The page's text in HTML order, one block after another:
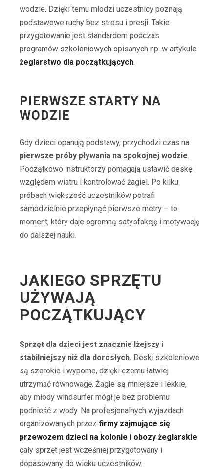
wodzie. Dzięki temu młodzi uczestnicy poznają
podstawowe ruchy bez stresu i presji. Takie
przygotowanie jest standardem podczas
programów szkoleniowych opisanych np. w artykule
żeglarstwo dla początkujących.
PIERWSZE STARTY NA
WODZIE
Gdy dzieci opanują podstawy, przychodzi czas na
pierwsze próby pływania na spokojnej wodzie.
Początkowo instruktorzy pomagają ustawić deskę
względem wiatru i kontrolować żagiel. Po kilku
próbach większość uczestników potrafi
samodzielnie przepłynąć pierwsze metry – to
moment, który daje ogromną satysfakcję i motywację
do dalszej nauki.
JAKIEGO SPRZĘTU
UŻYWAJĄ
POCZĄTKUJĄCY
Sprzęt dla dzieci jest znacznie lżejszy i
stabilniejszy niż dla dorosłych. Deski szkoleniowe
są szerokie i wyporne, dzięki czemu łatwiej
utrzymać równowagę. Żagle są mniejsze i lekkie,
aby młody windsurfer mógł je bez problemu
podnieść z wody. Na profesjonalnych wyjazdach
organizowanych przez firmy zajmujące się
przewozem dzieci na kolonie i obozy żeglarskie
cały sprzęt jest wcześniej przygotowany i
dopasowany do wieku uczestników.